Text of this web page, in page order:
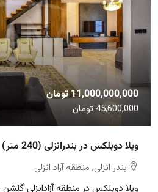
11,000,000,000 تومان
45,600,000 تومان
ویلا دوبلکس در بندرانزلی (240 متر)
بندر انزلی, منطقه آزاد انزلی